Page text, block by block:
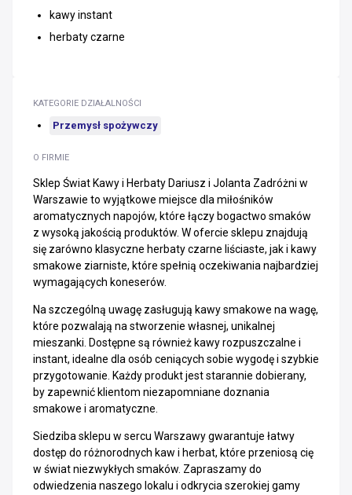
kawy instant
herbaty czarne
O FIRMIE
Sklep Świat Kawy i Herbaty Dariusz i Jolanta Zadróżni w
Warszawie to wyjątkowe miejsce dla miłośników
aromatycznych napojów, które łączy bogactwo smaków
z wysoką jakością produktów. W ofercie sklepu znajdują
się zarówno klasyczne herbaty czarne liściaste, jak i kawy
smakowe ziarniste, które spełnią oczekiwania najbardziej
wymagających koneserów.
Na szczególną uwagę zasługują kawy smakowe na wagę,
które pozwalają na stworzenie własnej, unikalnej
mieszanki. Dostępne są również kawy rozpuszczalne i
instant, idealne dla osób ceniących sobie wygodę i szybkie
przygotowanie. Każdy produkt jest starannie dobierany,
by zapewnić klientom niezapomniane doznania
smakowe i aromatyczne.
Siedziba sklepu w sercu Warszawy gwarantuje łatwy
dostęp do różnorodnych kaw i herbat, które przeniosą cię
w świat niezwykłych smaków. Zapraszamy do
odwiedzenia naszego lokalu i odkrycia szerokiej gamy
KATEGORIE DZIAŁALNOŚCI
Przemysł spożywczy